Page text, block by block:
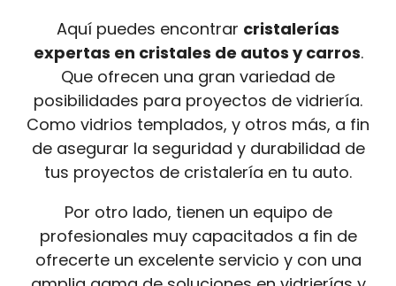
Aquí puedes encontrar cristalerías
expertas en cristales de autos y carros.
Que ofrecen una gran variedad de
posibilidades para proyectos de vidriería.
Como vidrios templados, y otros más, a fin
de asegurar la seguridad y durabilidad de
tus proyectos de cristalería en tu auto.
Por otro lado, tienen un equipo de
profesionales muy capacitados a fin de
ofrecerte un excelente servicio y con una